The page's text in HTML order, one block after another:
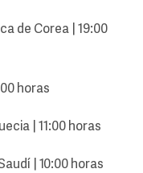
de Corea | 19:00
horas
| 11:00 horas
| 10:00 horas